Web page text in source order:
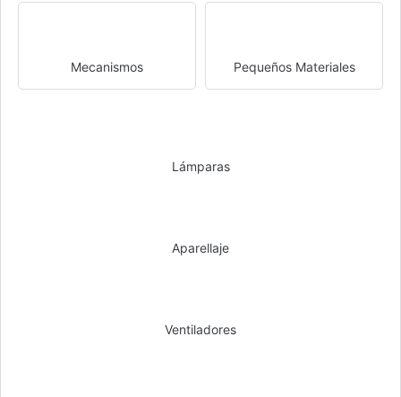
Mecanismos Pequeños Materiales
Lámparas
Aparellaje
Ventiladores